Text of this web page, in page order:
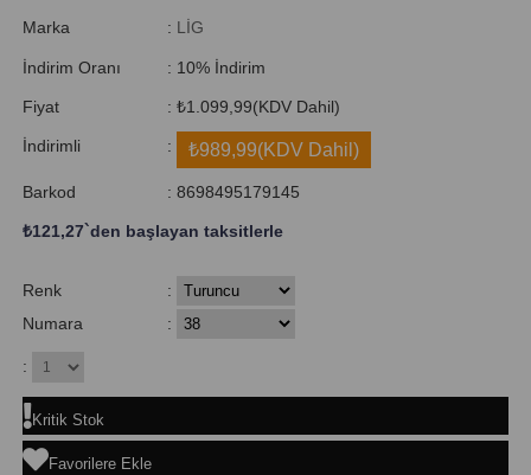
Marka : LİG
İndirim Oranı : %
10 İndirim
Fiyat : ₺1.099,99(KDV Dahil)
İndirimli : ₺989,99(KDV Dahil)
Barkod : 8698495179145
₺121,27`den başlayan taksitlerle
Renk
:
Numara
:
:
Kritik Stok
Favorilere Ekle